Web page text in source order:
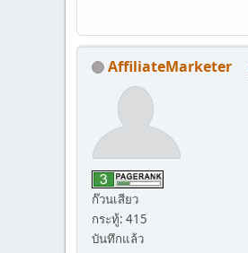
AffiliateMarketer
ก๊วนเสียว
กระทู้: 415
บันทึกแล้ว